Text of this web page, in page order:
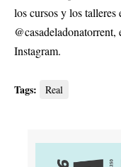
los cursos y los talleres
Instagram.
Tags: Real